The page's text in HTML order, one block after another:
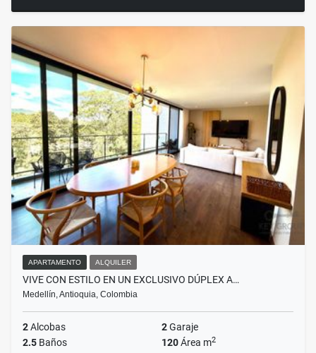
APARTAMENTO ALQUILER
VIVE CON ESTILO EN UN EXCLUSIVO DÚPLEX A…
Medellín, Antioquia, Colombia
2Alcobas 2Garaje
2.5 Baños 120Área m2